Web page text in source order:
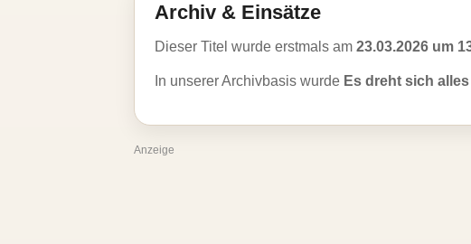
Archiv & Einsätze
Dieser Titel wurde erstmals am 23.03.2026 um
In unserer Archivbasis wurde Es dreht sich
Anzeige